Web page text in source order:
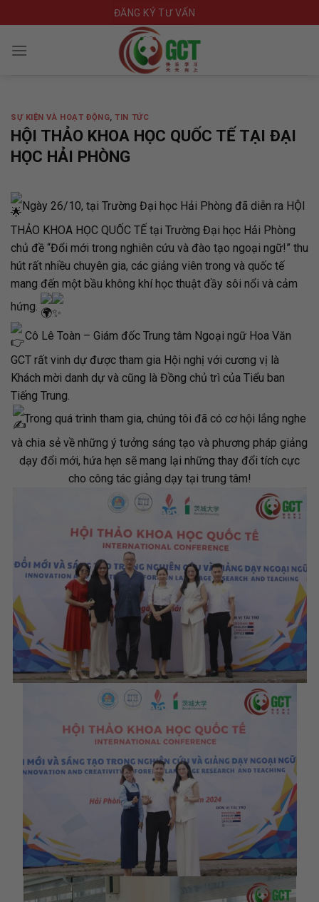
to
content
ĐĂNG KÝ TƯ VẤN
SỰ KIỆN VÀ HOẠT ĐỘNG,TIN TỨC
HỘI THẢO KHOA HỌC QUỐC TẾ TẠI ĐẠI
HỌC HẢI PHÒNG
Ngày 26/10, tại Trường Đại học Hải Phòng đã diễn ra HỘI
THẢO KHOA HỌC QUỐC TẾ tại Trường Đại học Hải Phòng
chủ đề “Đổi mới trong nghiên cứu và đào tạo ngoại ngữ!” thu
hút rất nhiều chuyên gia, các giảng viên trong và quốc tế
mang đến một bầu không khí học thuật đầy sôi nổi và cảm
hứng.
Cô Lê Toàn – Giám đốc Trung tâm Ngoại ngữ Hoa Văn
GCT rất vinh dự được tham gia Hội nghị với cương vị là
Khách mời danh dự và cũng là Đồng chủ trì của Tiểu ban
Tiếng Trung.
Trong quá trình tham gia, chúng tôi đã có cơ hội lắng nghe
và chia sẻ về những ý tưởng sáng tạo và phương pháp giảng
dạy đổi mới, hứa hẹn sẽ mang lại những thay đổi tích cực
cho công tác giảng dạy tại trung tâm!